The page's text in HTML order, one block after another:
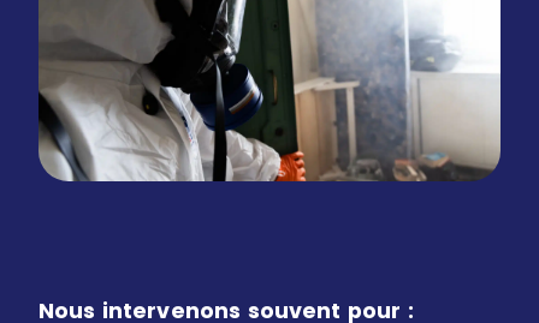
Nous intervenons souvent pour :